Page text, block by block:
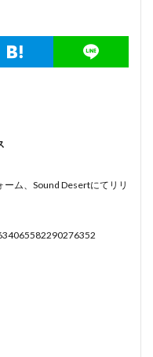
ム、Sound Desertにてリリ